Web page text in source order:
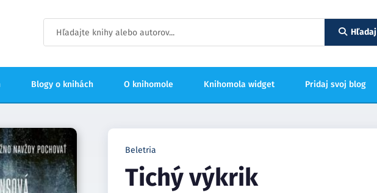
Hľadaj
Blogy o knihách O knihomole Knihomola widget Pridaj svoj blog
Beletria
Tichý výkrik